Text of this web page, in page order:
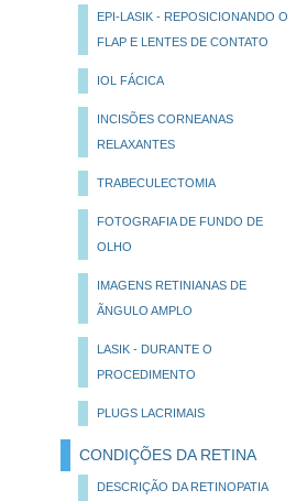
EPI-LASIK - REPOSICIONANDO O
FLAP E LENTES DE CONTATO
IOL FÁCICA
INCISÕES CORNEANAS
RELAXANTES
TRABECULECTOMIA
FOTOGRAFIA DE FUNDO DE
OLHO
IMAGENS RETINIANAS DE
ÃNGULO AMPLO
LASIK - DURANTE O
PROCEDIMENTO
PLUGS LACRIMAIS
CONDIÇÕES DA RETINA
DESCRIÇÃO DA RETINOPATIA